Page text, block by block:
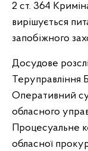
2 ст. 364
вирішується
запобіжного
Досудове
Теруправління
Оперативний
обласного
Процесуальне
обласної